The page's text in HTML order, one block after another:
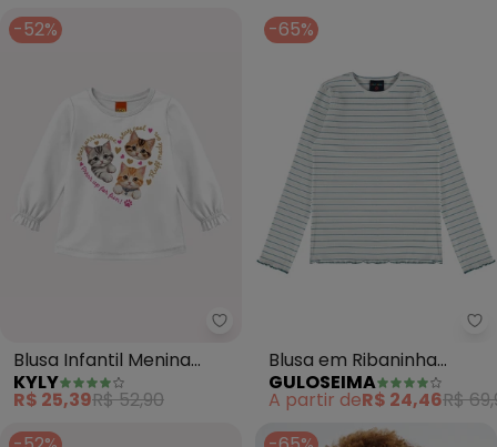
-52%
Kyly - Blusa Infantil Menina
Blusa Infantil Menina
Gatinhos (Branco)
KYLY
R$ 25,39R$ 52,90
-65%
Blusa em Ribaninha
Infantil (Off White)
GULOSEIMA
A partir deR$ 24,46R$